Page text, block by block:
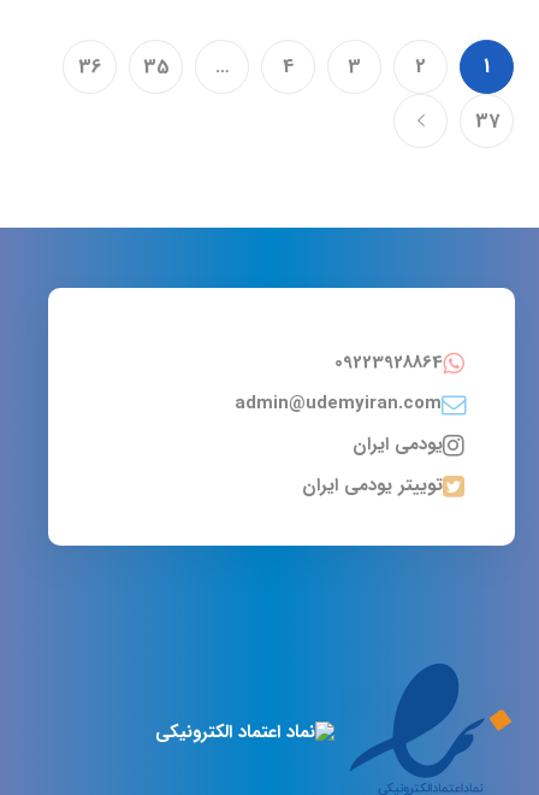
1
2
3
4
…
35
36
37
09223928864
admin@udemyiran.com
یودمی ایران
توییتر یودمی ایران